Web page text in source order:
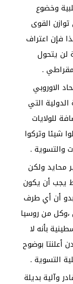
وخضوع
القوى
فإن اعتراف
لن يتحول
.
الاوروبي
الدولية التي
منذ 2002 ،بالإضافة للولايات
شيئا وتركوا
والتسوية .
محايد ولكن
يجب أن يكون
أن أي طرف
من روسيا
بأنه لا
أعلنتا بوضوح
التسوية .
وآلية بديلة